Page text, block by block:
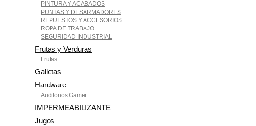
PINTURA Y ACABADOS
PUNTAS Y DESARMADORES
REPUESTOS Y ACCESORIOS
ROPA DE TRABAJO
SEGURIDAD INDUSTRIAL
Frutas y Verduras
Frutas
Galletas
Hardware
Audifonos Gamer
IMPERMEABILIZANTE
Jugos